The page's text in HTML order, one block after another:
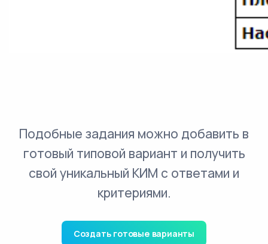
Подобные задания можно добавить в
готовый типовой вариант и получить
свой уникальный КИМ с ответами и
критериями.
Создать готовые варианты